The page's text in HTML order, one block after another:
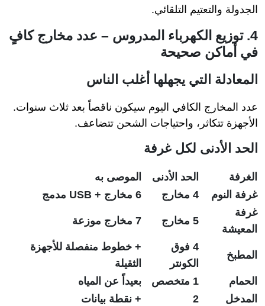
الجدولة والتعتيم التلقائي.
4. توزيع الكهرباء المدروس – عدد مخارج كافٍ
في أماكن صحيحة
المعادلة التي يجهلها أغلب الناس
عدد المخارج الكافي اليوم سيكون ناقصاً بعد ثلاث سنوات.
الأجهزة تتكاثر، واحتياجات الشحن تتضاعف.
الحد الأدنى لكل غرفة
الغرفة الحد الأدنى
الموصى به
غرفة النوم
4 مخارج
6 مخارج + USB مدمج
غرفة
المعيشة
5 مخارج 7 مخارج موزعة
المطبخ
4 فوق
الكونتر
+ خطوط منفصلة للأجهزة
الثقيلة
الحمام
1 متخصص
بعيداً عن المياه
المدخل
2 + نقطة بيانات